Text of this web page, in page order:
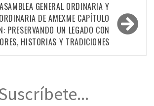
ASAMBLEA GENERAL ORDINARIA Y
DE AMEXME CAPÍTULO
PRESERVANDO UN LEGADO CON
HISTORIAS Y TRADICIONES